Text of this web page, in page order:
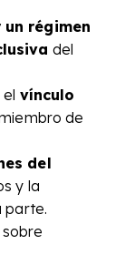
régimen
del
vínculo
de
del
y la
parte.